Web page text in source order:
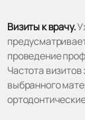
Визиты к врачу.
проведение
Частота
выбранного